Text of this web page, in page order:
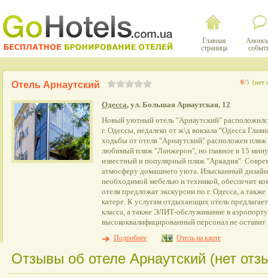
Главная
страница
0/5 (нет
Отель Арнаутский
Одесса, ул. Большая Арнаутская, 12
Новый уютный отель "Арнаутский"
г. Одессы, недалеко от ж\д вокзала "Одесса
ходьбы от отеля "Арнаутский" расположен
любимый пляж "Ланжерон", но главное в 15
известный и популярный пляж "Аркадия".
атмосферу домашнего уюта. Изысканный
необходимой мебелью и техникой, обеспечит
отеля предложат экскурсии по г. Одесса, а
катере. К услугам отдыхающих отель
класса, а также ЭЛИТ-обслуживание в
высококвалифицированный персонал не оставит
Подробнее
Отель на карте
Отзывы об отеле Арнаутский (нет